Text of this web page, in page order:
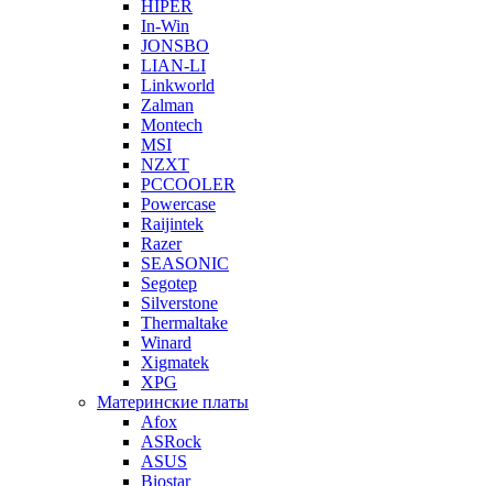
HIPER
In-Win
JONSBO
LIAN-LI
Linkworld
Zalman
Montech
MSI
NZXT
PCCOOLER
Powercase
Raijintek
Razer
SEASONIC
Segotep
Silverstone
Thermaltake
Winard
Xigmatek
XPG
Материнские платы
Afox
ASRock
ASUS
Biostar